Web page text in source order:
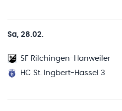
Sa, 28.02.
SF Rilchingen-Hanweiler
HC St. Ingbert-Hassel 3